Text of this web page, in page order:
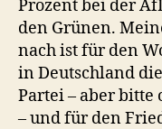
Prozent bei der
den Grünen.
nach ist für den
in Deutschland
Partei – aber
– und für den